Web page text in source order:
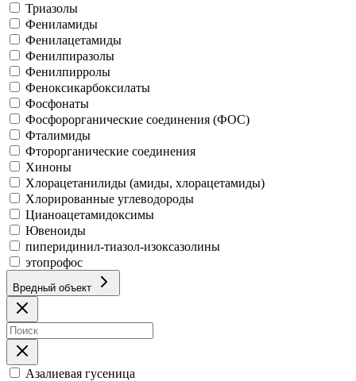
Триазолы
Фениламиды
Фенилацетамиды
Фенилпиразолы
Фенилпирролы
Феноксикарбоксилаты
Фосфонаты
Фосфорорганические соединения (ФОС)
Фталимиды
Фторорганические соединения
Хиноны
Хлорацетанилиды (амиды, хлорацетамиды)
Хлорированные углеводороды
Цианоацетамидоксимы
Ювеноиды
пиперидинил-тиазол-изоксазолины
этопрофос
Вредный объект
Азалиевая гусеница